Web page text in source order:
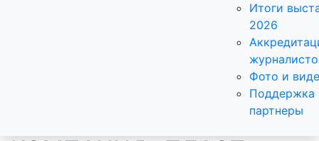
Итоги
2026
Фото и
Поддержка
партнеры